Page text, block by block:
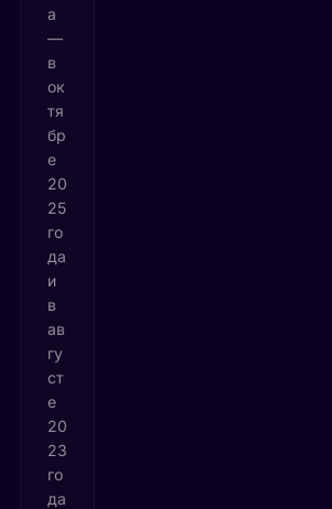
а
—
в
ок
тя
бр
е
20
25
го
да
и
в
ав
гу
ст
е
20
23
го
да